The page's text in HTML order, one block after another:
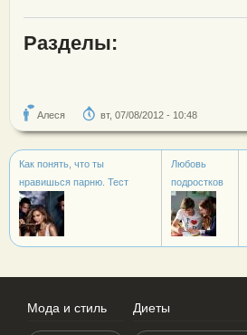
Разделы:
Алеся вт, 07/08/2012 - 10:48
Как понять, что ты
нравишься парню. Тест
Любовь
подростков
Мода и стиль Диеты